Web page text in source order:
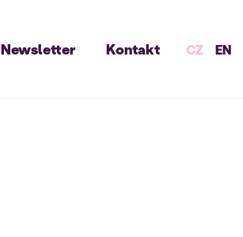
Newsletter Kontakt CZ EN